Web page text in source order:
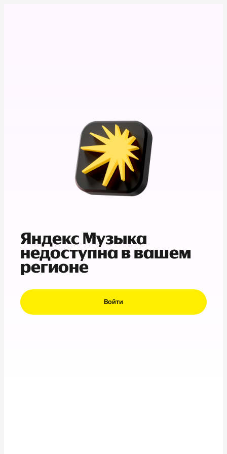
Яндекс Музыка
недоступна в вашем
регионе
Войти